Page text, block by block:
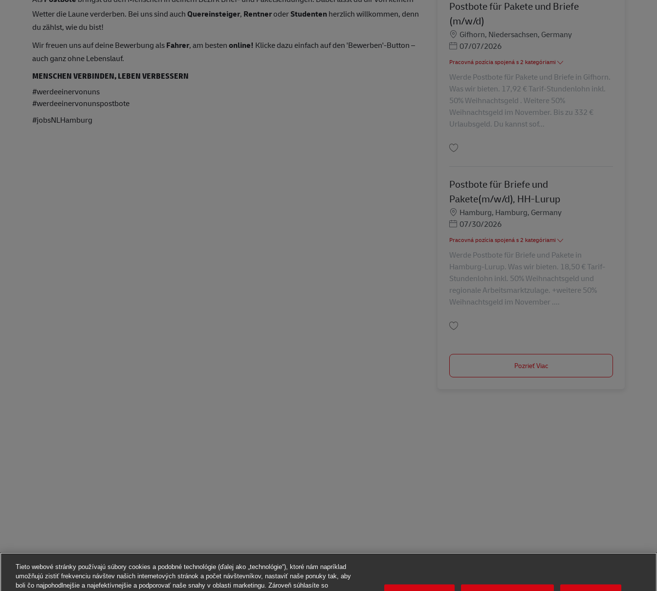
Wetter die Laune verderben. Bei uns sind auchQuereinsteiger, RentneroderStudentenherzlich willkommen, denn
du zählst, wie du bist!
Wir freuen uns auf deine Bewerbung alsFahrer, am bestenonline! Klicke dazu einfach auf den 'Bewerben'-Button –
auch ganz ohne Lebenslauf.
MENSCHEN VERBINDEN, LEBEN VERBESSERN
#werdeeinervonuns
#werdeeinervonunspostbote
#jobsNLHamburg
Postbote für Pakete und Briefe
(m/w/d)
Miesto
Gifhorn, Niedersachsen, Germany
Posted Date
07/07/2026
Pracovná pozícia spojená s 2 kategóriami
Werde Postbote für Pakete und Briefe in Gifhorn.
Was wir bieten. 17,92 € Tarif-Stundenlohn inkl.
50% Weihnachtsgeld . Weitere 50%
Weihnachtsgeld im November. Bis zu 332 €
Urlaubsgeld. Du kannst sof...
Postbote für Briefe und
Pakete(m/w/d), HH-Lurup
Miesto
Hamburg, Hamburg, Germany
Posted Date
07/30/2026
Pracovná pozícia spojená s 2 kategóriami
Werde Postbote für Briefe und Pakete in
Hamburg-Lurup. Was wir bieten. 18,50 € Tarif-
Stundenlohn inkl. 50% Weihnachtsgeld und
regionale Arbeitsmarktzulage. +weitere 50%
Weihnachtsgeld im November ....
Pozrieť Viac
Tieto webové stránky používajú súbory cookies a podobné technológie (ďalej ako „technológie“), ktoré nám napríklad
umožňujú zistiť frekvenciu návštev našich internetových stránok a počet návštevníkov, nastaviť naše ponuky tak, aby
boli čo najpohodlnejšie a najefektívnejšie a podporovať naše snahy v oblasti marketingu. Zároveň súhlasíte so